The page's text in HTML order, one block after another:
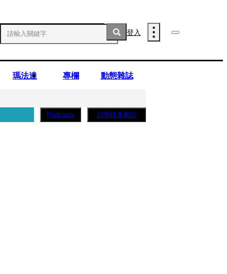
登入
瑪法達 專欄 動態雜誌
Podcasts 訂閱紙本雜誌